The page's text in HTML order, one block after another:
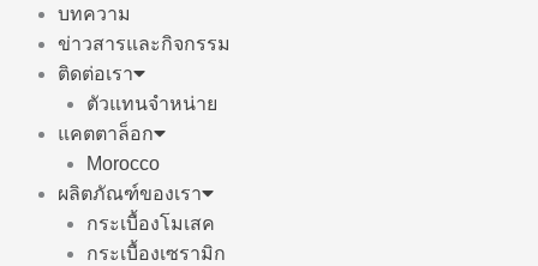
บทความ
ข่าวสารและกิจกรรม
ติดต่อเรา
ตัวแทนจำหน่าย
แคตตาล็อก
Morocco
ผลิตภัณฑ์ของเรา
กระเบื้องโมเสค
กระเบื้องเซรามิก